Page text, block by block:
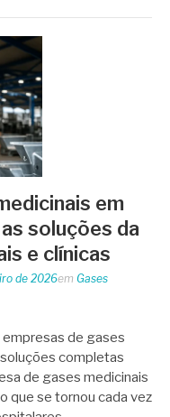
em
soluções da
e clínicas
de 2026em Gases
de gases
completas
de gases medicinais
que se tornou cada vez